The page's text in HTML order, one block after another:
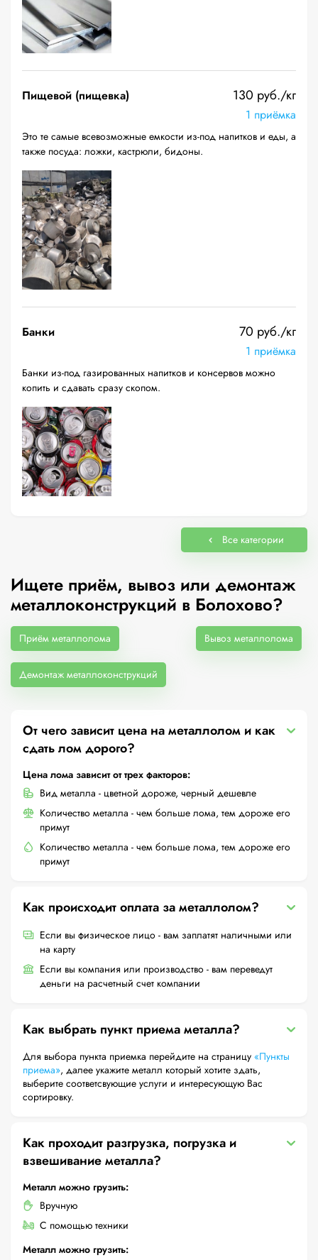
Пищевой (пищевка) 130 руб./кг
1 приёмка
Это те самые всевозможные емкости из-под напитков и еды, а
также посуда: ложки, кастрюли, бидоны.
Банки 70 руб./кг
1 приёмка
Банки из-под газированных напитков и консервов можно
копить и сдавать сразу скопом.
Все категории
Ищете приём, вывоз или демонтаж
металлоконструкций в Болохово?
Приём металлолома Вывоз металлолома
Демонтаж металлоконструкций
От чего зависит цена на металлолом и как
сдать лом дорого?
Цена лома зависит от трех факторов:
Вид металла - цветной дороже, черный дешевле
Количество металла - чем больше лома, тем дороже его
примут
Количество металла - чем больше лома, тем дороже его
примут
Как происходит оплата за металлолом?
Если вы физическое лицо - вам заплатят наличными или
на карту
Если вы компания или производство - вам переведут
деньги на расчетный счет компании
Как выбрать пункт приема металла?
Для выбора пункта приемка перейдите на страницу «Пункты
приема», далее укажите металл который хотите здать,
выберите соответсвующие услуги и интересующую Вас
сортировку.
Как проходит разгрузка, погрузка и
взвешивание металла?
Металл можно грузить:
Вручную
С помощью техники
Металл можно грузить: